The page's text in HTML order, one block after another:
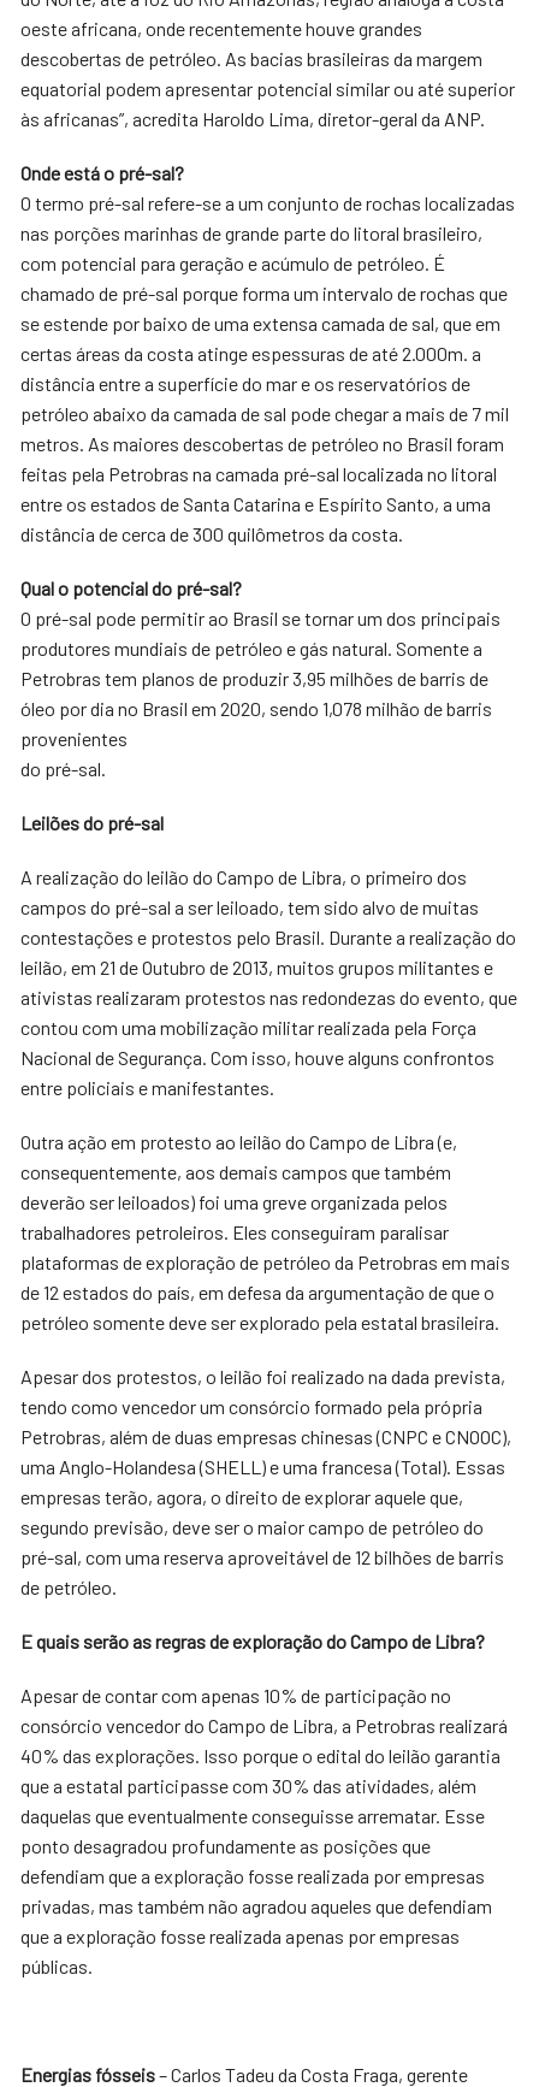
oeste africana, onde recentemente houve grandes
descobertas de petróleo. As bacias brasileiras da margem
equatorial podem apresentar potencial similar ou até superior
às africanas”, acredita Haroldo Lima, diretor-geral da ANP.
Onde está o pré-sal?
O termo pré-sal refere-se a um conjunto de rochas localizadas
nas porções marinhas de grande parte do litoral brasileiro,
com potencial para geração e acúmulo de petróleo. É
chamado de pré-sal porque forma um intervalo de rochas que
se estende por baixo de uma extensa camada de sal, que em
certas áreas da costa atinge espessuras de até 2.000m. a
distância entre a superfície do mar e os reservatórios de
petróleo abaixo da camada de sal pode chegar a mais de 7 mil
metros. As maiores descobertas de petróleo no Brasil foram
feitas pela Petrobras na camada pré-sal localizada no litoral
entre os estados de Santa Catarina e Espírito Santo, a uma
distância de cerca de 300 quilômetros da costa.
Qual o potencial do pré-sal?
O pré-sal pode permitir ao Brasil se tornar um dos principais
produtores mundiais de petróleo e gás natural. Somente a
Petrobras tem planos de produzir 3,95 milhões de barris de
óleo por dia no Brasil em 2020, sendo 1,078 milhão de barris
provenientes
do pré-sal.
Leilões do pré-sal
A realização do leilão do Campo de Libra, o primeiro dos
campos do pré-sal a ser leiloado, tem sido alvo de muitas
contestações e protestos pelo Brasil. Durante a realização do
leilão, em 21 de Outubro de 2013, muitos grupos militantes e
ativistas realizaram protestos nas redondezas do evento, que
contou com uma mobilização militar realizada pela Força
Nacional de Segurança. Com isso, houve alguns confrontos
entre policiais e manifestantes.
Outra ação em protesto ao leilão do Campo de Libra (e,
consequentemente, aos demais campos que também
deverão ser leiloados) foi uma greve organizada pelos
trabalhadores petroleiros. Eles conseguiram paralisar
plataformas de exploração de petróleo da Petrobras em mais
de 12 estados do país, em defesa da argumentação de que o
petróleo somente deve ser explorado pela estatal brasileira.
Apesar dos protestos, o leilão foi realizado na dada prevista,
tendo como vencedor um consórcio formado pela própria
Petrobras, além de duas empresas chinesas (CNPC e CNOOC),
uma Anglo-Holandesa (SHELL) e uma francesa (Total). Essas
empresas terão, agora, o direito de explorar aquele que,
segundo previsão, deve ser o maior campo de petróleo do
pré-sal, com uma reserva aproveitável de 12 bilhões de barris
de petróleo.
E quais serão as regras de exploração do Campo de Libra?
Apesar de contar com apenas 10% de participação no
consórcio vencedor do Campo de Libra, a Petrobras realizará
40% das explorações. Isso porque o edital do leilão garantia
que a estatal participasse com 30% das atividades, além
daquelas que eventualmente conseguisse arrematar. Esse
ponto desagradou profundamente as posições que
defendiam que a exploração fosse realizada por empresas
privadas, mas também não agradou aqueles que defendiam
que a exploração fosse realizada apenas por empresas
públicas.
Energias fósseis– Carlos Tadeu da Costa Fraga, gerente